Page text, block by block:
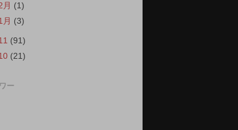
月 (1)
月 (3)
(91)
(21)
ー